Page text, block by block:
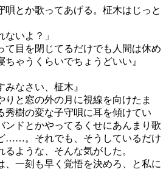
唄とか歌ってあげる。柾木はじっと
いよ？」
て目を閉じてるだけでも人間は休め
ゃうくらいでちょうどいい』
みなさい、柾木』
と窓の外の月に視線を向けたま
秀樹の変な子守唄に耳を傾けてい
ンドとかやってるくせにあんまり歌
……。それでも、そうしているだけ
ような、そんな気がした。
一刻も早く覚悟を決めろ、と私に